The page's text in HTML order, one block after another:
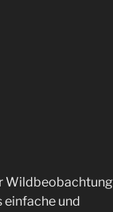
Wildbeobachtung
einfache und